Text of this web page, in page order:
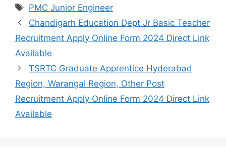
Tags
PMC Junior Engineer
Chandigarh Education Dept Jr Basic Teacher
Recruitment Apply Online Form 2024 Direct Link
Available
TSRTC Graduate Apprentice Hyderabad
Region, Warangal Region, Other Post
Recruitment Apply Online Form 2024 Direct Link
Available